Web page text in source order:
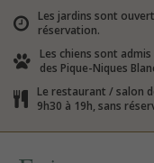
Les jardins sont
réservation.
Les chiens sont
des Pique-Niques
Le restaurant / salon
9h30 à 19h, sans